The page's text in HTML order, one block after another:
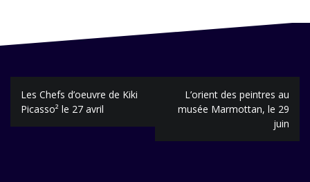
Les Chefs d’oeuvre de Kiki
Picasso² le 27 avril
L’orient des peintres au
musée Marmottan, le 29
juin